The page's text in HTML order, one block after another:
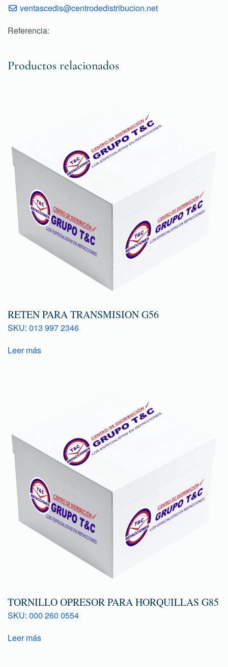
ventascedis@centrodedistribucion.net
Referencia:
Productos relacionados
RETEN PARA TRANSMISION G56
SKU: 013 997 2346
Leer más
TORNILLO OPRESOR PARA HORQUILLAS G85
SKU: 000 260 0554
Leer más